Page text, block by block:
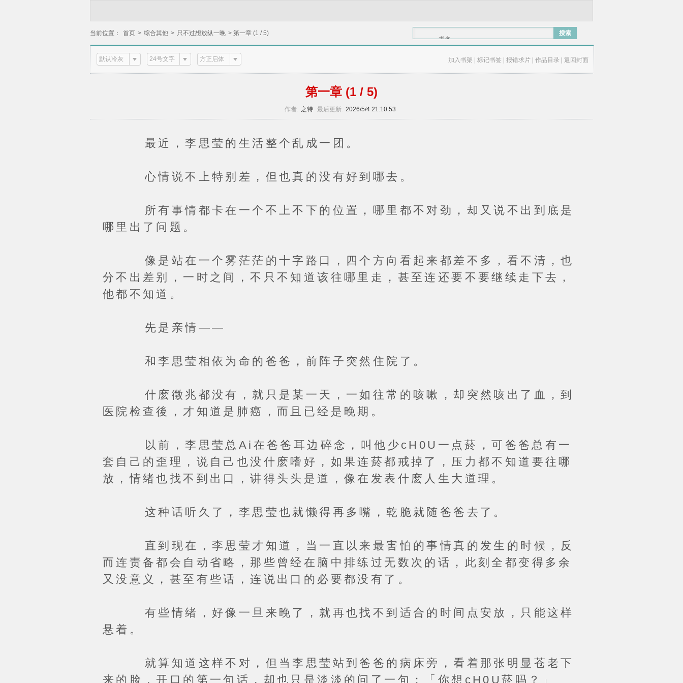
当前位置： 首页 > 综合其他 > 只不过想放纵一晚 > 第一章 (1 / 5)
书名
搜索
默认冷灰 24号文字 方正启体 加入书架 标记书签 报错求片 作品目录 返回封面
第一章 (1 / 5)
作者: 之特 最后更新: 2026/5/4 21:10:53
最近，李思莹的生活整个乱成一团。
心情说不上特别差，但也真的没有好到哪去。
所有事情都卡在一个不上不下的位置，哪里都不对劲，却又说不出到底是
哪里出了问题。
像是站在一个雾茫茫的十字路口，四个方向看起来都差不多，看不清，也
分不出差别，一时之间，不只不知道该往哪里走，甚至连还要不要继续走下去，
他都不知道。
先是亲情——
和李思莹相依为命的爸爸，前阵子突然住院了。
什麽徵兆都没有，就只是某一天，一如往常的咳嗽，却突然咳出了血，到
医院检查後，才知道是肺癌，而且已经是晚期。
以前，李思莹总Ai在爸爸耳边碎念，叫他少cH0U一点菸，可爸爸总有一
套自己的歪理，说自己也没什麽嗜好，如果连菸都戒掉了，压力都不知道要往哪
放，情绪也找不到出口，讲得头头是道，像在发表什麽人生大道理。
这种话听久了，李思莹也就懒得再多嘴，乾脆就随爸爸去了。
直到现在，李思莹才知道，当一直以来最害怕的事情真的发生的时候，反
而连责备都会自动省略，那些曾经在脑中排练过无数次的话，此刻全都变得多余
又没意义，甚至有些话，连说出口的必要都没有了。
有些情绪，好像一旦来晚了，就再也找不到适合的时间点安放，只能这样
悬着。
就算知道这样不对，但当李思莹站到爸爸的病床旁，看着那张明显苍老下
来的脸，开口的第一句话，却也只是淡淡的问了一句：「你想cH0U菸吗？」